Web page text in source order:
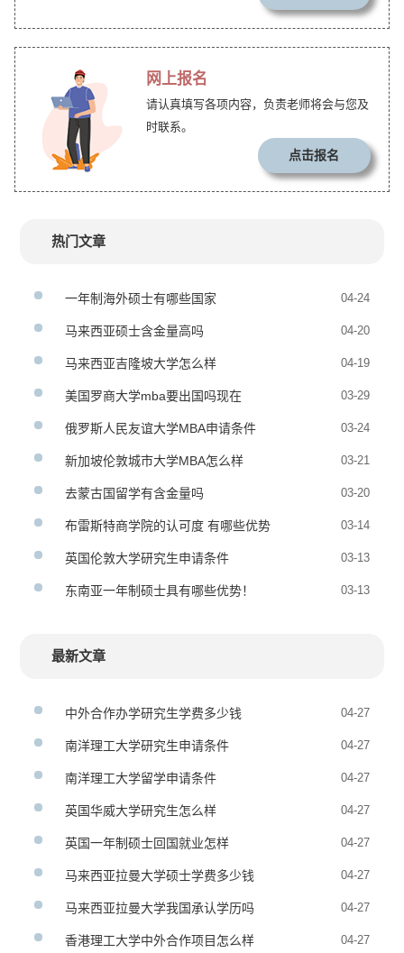
网上报名
请认真填写各项内容，负责老师将会与您及
时联系。
点击报名
热门文章
一年制海外硕士有哪些国家 04-24
马来西亚硕士含金量高吗 04-20
马来西亚吉隆坡大学怎么样 04-19
美国罗商大学mba要出国吗现在 03-29
俄罗斯人民友谊大学MBA申请条件 03-24
新加坡伦敦城市大学MBA怎么样 03-21
去蒙古国留学有含金量吗 03-20
布雷斯特商学院的认可度 有哪些优势 03-14
英国伦敦大学研究生申请条件 03-13
东南亚一年制硕士具有哪些优势！ 03-13
最新文章
中外合作办学研究生学费多少钱 04-27
南洋理工大学研究生申请条件 04-27
南洋理工大学留学申请条件 04-27
英国华威大学研究生怎么样 04-27
英国一年制硕士回国就业怎样 04-27
马来西亚拉曼大学硕士学费多少钱 04-27
马来西亚拉曼大学我国承认学历吗 04-27
香港理工大学中外合作项目怎么样 04-27